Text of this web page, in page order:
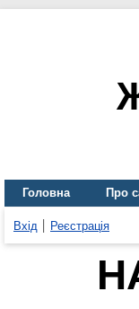
Головна Про
Вхід Реєстрація